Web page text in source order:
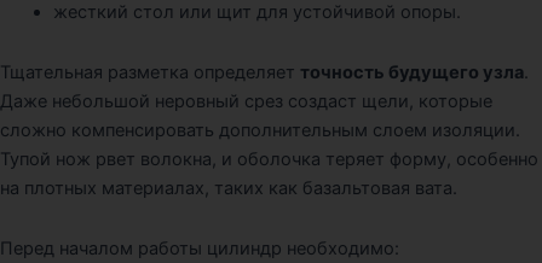
жесткий стол или щит для устойчивой опоры.
Тщательная разметка определяет точность будущего узла.
Даже небольшой неровный срез создаст щели, которые
сложно компенсировать дополнительным слоем изоляции.
Тупой нож рвет волокна, и оболочка теряет форму, особенно
на плотных материалах, таких как базальтовая вата.
Перед началом работы цилиндр необходимо: